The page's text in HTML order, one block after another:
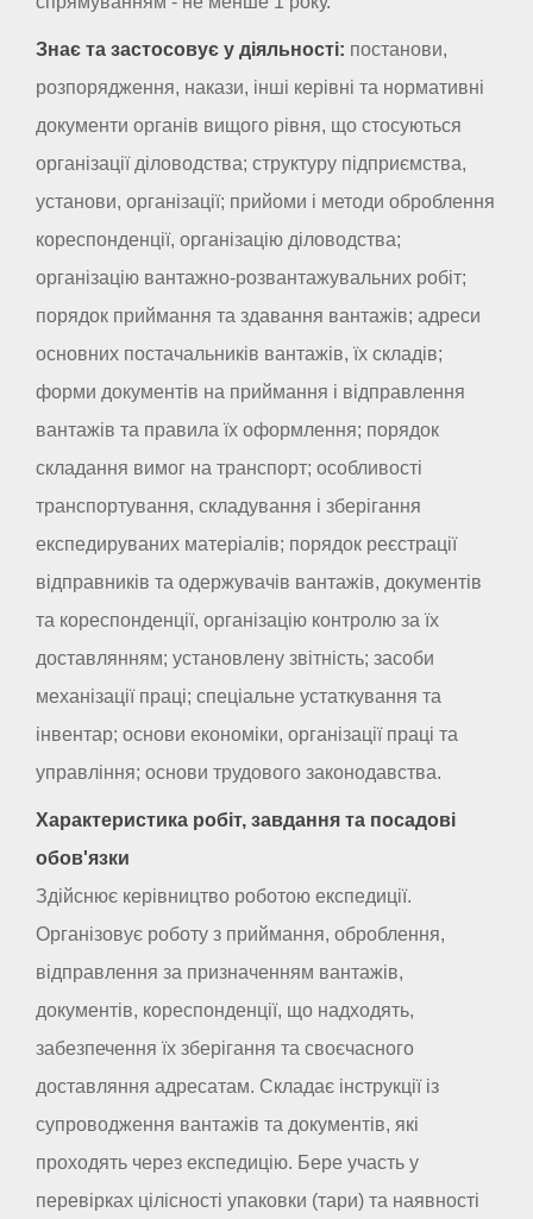
Знає та застосовує у діяльності: постанови,
розпорядження, накази, інші керівні та нормативні
документи органів вищого рівня, що стосуються
організації діловодства; структуру підприємства,
установи, організації; прийоми і методи оброблення
кореспонденції, організацію діловодства;
організацію вантажно-розвантажувальних робіт;
порядок приймання та здавання вантажів; адреси
основних постачальників вантажів, їх складів;
форми документів на приймання і відправлення
вантажів та правила їх оформлення; порядок
складання вимог на транспорт; особливості
транспортування, складування і зберігання
експедируваних матеріалів; порядок реєстрації
відправників та одержувачів вантажів, документів
та кореспонденції, організацію контролю за їх
доставлянням; установлену звітність; засоби
механізації праці; спеціальне устаткування та
інвентар; основи економіки, організації праці та
управління; основи трудового законодавства.
Характеристика робіт, завдання та посадові
обов'язки
Здійснює керівництво роботою експедиції.
Організовує роботу з приймання, оброблення,
відправлення за призначенням вантажів,
документів, кореспонденції, що надходять,
забезпечення їх зберігання та своєчасного
доставляння адресатам. Складає інструкції із
супроводження вантажів та документів, які
проходять через експедицію. Бере участь у
перевірках цілісності упаковки (тари) та наявності